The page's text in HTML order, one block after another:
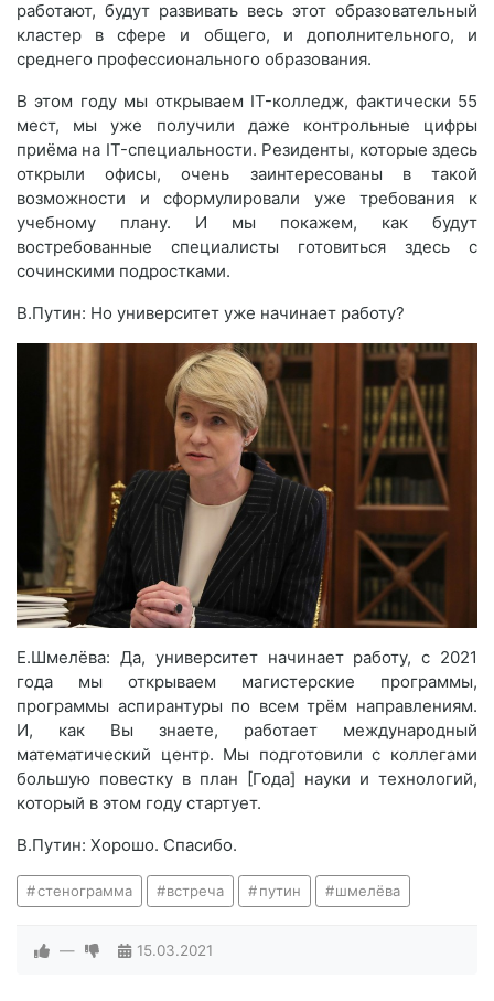
работают, будут развивать весь этот образовательный
кластер в сфере и общего, и дополнительного, и
среднего профессионального образования.
В этом году мы открываем IT-колледж, фактически 55
мест, мы уже получили даже контрольные цифры
приёма на IT-специальности. Резиденты, которые здесь
открыли офисы, очень заинтересованы в такой
возможности и сформулировали уже требования к
учебному плану. И мы покажем, как будут
востребованные специалисты готовиться здесь с
сочинскими подростками.
В.Путин: Но университет уже начинает работу?
Е.Шмелёва: Да, университет начинает работу, с 2021
года мы открываем магистерские программы,
программы аспирантуры по всем трём направлениям.
И, как Вы знаете, работает международный
математический центр. Мы подготовили с коллегами
большую повестку в план [Года] науки и технологий,
который в этом году стартует.
В.Путин: Хорошо. Спасибо.
стенограмма встреча путин шмелёва
— 15.03.2021